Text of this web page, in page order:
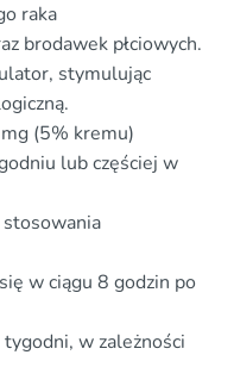
raka
brodawek płciowych.
stymulując
(5% kremu)
lub częściej w
w ciągu 8 godzin po
w zależności